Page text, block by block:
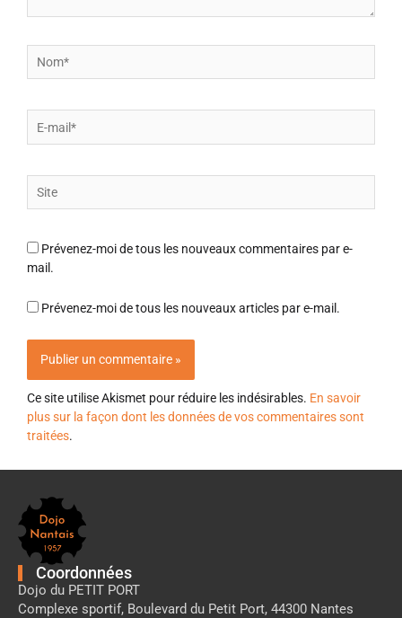
mail*
Prévenez-moi de tous les nouveaux commentaires par e-
mail.
Prévenez-moi de tous les nouveaux articles par e-mail.
Ce site utilise Akismet pour réduire les indésirables. En savoir
plus sur la façon dont les données de vos commentaires sont
traitées.
Pied
de
page
Dojo
Nantais
Coordonnées
Dojo du PETIT PORT
Complexe sportif, Boulevard du Petit Port, 44300 Nantes